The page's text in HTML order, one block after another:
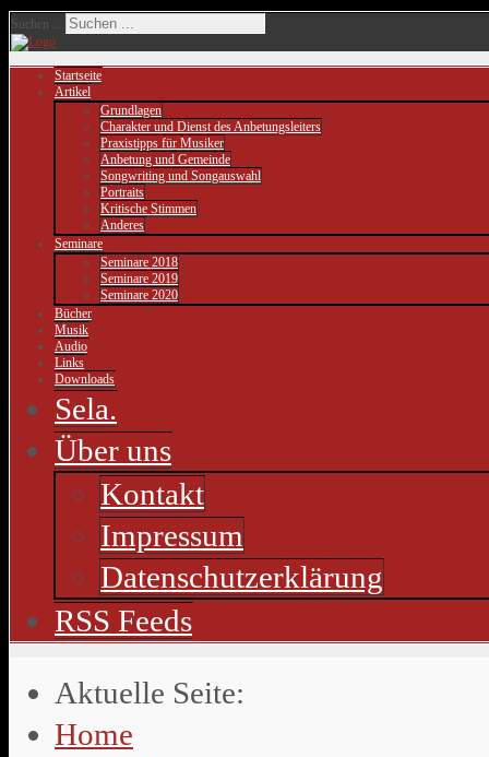
Suchen ...
Startseite
Artikel
Grundlagen
Charakter und Dienst des Anbetungsleiters
Praxistipps für Musiker
Anbetung und Gemeinde
Songwriting und Songauswahl
Portraits
Kritische Stimmen
Anderes
Seminare
Seminare 2018
Seminare 2019
Seminare 2020
Bücher
Musik
Audio
Links
Downloads
Sela.
Über uns
Kontakt
Impressum
Datenschutzerklärung
RSS Feeds
Aktuelle Seite:
Home